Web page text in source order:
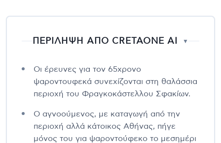
ΠΕΡΙΛΗΨΗ ΑΠΟ CRETAONE AI ▼
Οι έρευνες για τον 65χρονο
ψαροντουφεκά συνεχίζονται στη θαλάσσια
περιοχή του Φραγκοκάστελλου Σφακίων.
Ο αγνοούμενος, με καταγωγή από την
περιοχή αλλά κάτοικος Αθήνας, πήγε
μόνος του για ψαροντούφεκο το μεσημέρι